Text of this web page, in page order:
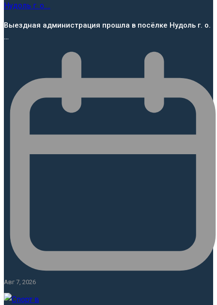
Выездная администрация прошла в посёлке Нудоль г. о.
…
Авг 7, 2026